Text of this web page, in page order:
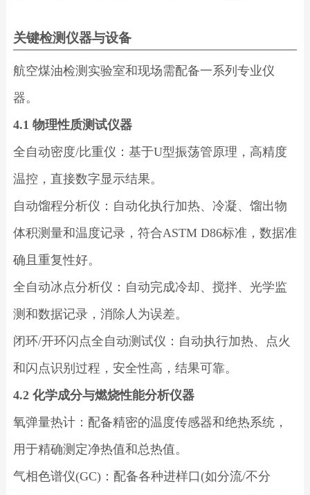
关键检测仪器与设备
航空煤油检测实验室和现场需配备一系列专业仪
器。
4.1 物理性质测试仪器
全自动密度/比重仪：基于U型振荡管原理，高精度
温控，直接数字显示结果。
自动馏程分析仪：自动化执行加热、冷凝、馏出物
体积测量和温度记录，符合ASTM D86标准，数据准
确且重复性好。
全自动冰点分析仪：自动完成冷却、搅拌、光学监
测和数据记录，消除人为误差。
闭环/开环闪点全自动测试仪：自动执行加热、点火
和闪点识别过程，安全性高，结果可靠。
4.2 化学成分与燃烧性能分析仪器
氧弹量热计：配备精密的温度传感器和绝热系统，
用于精确测定净热值和总热值。
气相色谱仪(GC)：配备各种进样口(如分流/不分